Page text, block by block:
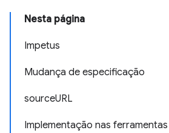
Nesta página
Impetus
Mudança de especificação
sourceURL
Implementação nas